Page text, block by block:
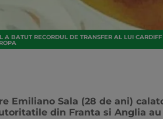
A BATUT RECORDUL DE TRANSFER AL LUI
Emiliano Sala (28 de ani)
din Franta si Anglia